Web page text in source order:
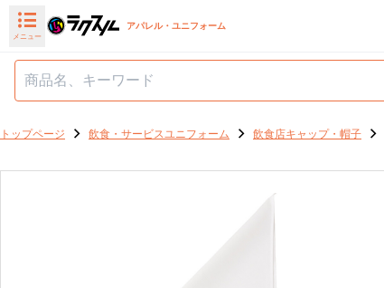
メニュー
アパレル・ユニフォーム
トップページ 飲食・サービスユニフォーム 飲食店キャップ・帽子